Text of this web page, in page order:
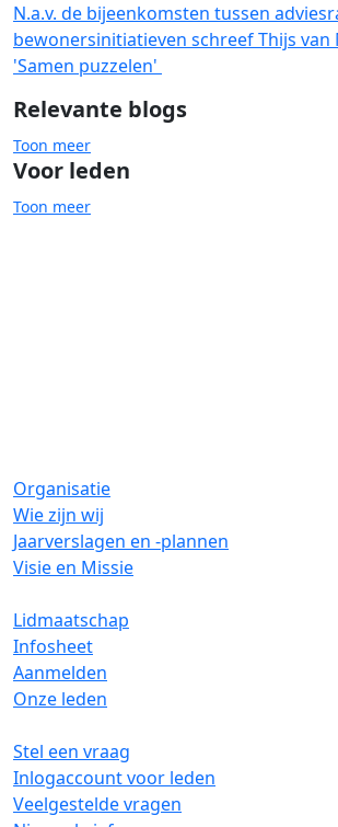
N.a.v. de bijeenkomsten tussen
bewonersinitiatieven schreef Thijs van
'Samen puzzelen'
Relevante blogs
Toon meer
Voor leden
Toon meer
Organisatie
Wie zijn wij
Jaarverslagen en -plannen
Visie en Missie
Lidmaatschap
Infosheet
Aanmelden
Onze leden
Stel een vraag
Inlogaccount voor leden
Veelgestelde vragen